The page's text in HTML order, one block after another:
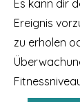
Es kann dir
Ereignis
zu erholen